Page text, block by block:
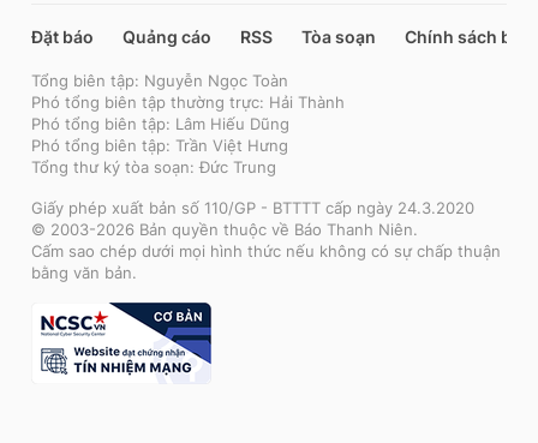
Đặt báo Quảng cáo RSS Tòa soạn Chính sách bảo
Tổng biên tập: Nguyễn Ngọc Toàn
Phó tổng biên tập thường trực: Hải Thành
Phó tổng biên tập: Lâm Hiếu Dũng
Phó tổng biên tập: Trần Việt Hưng
Tổng thư ký tòa soạn: Đức Trung
Giấy phép xuất bản số 110/GP - BTTTT cấp ngày 24.3.2020
© 2003-2026 Bản quyền thuộc về Báo Thanh Niên.
Cấm sao chép dưới mọi hình thức nếu không có sự chấp thuận
bằng văn bản.